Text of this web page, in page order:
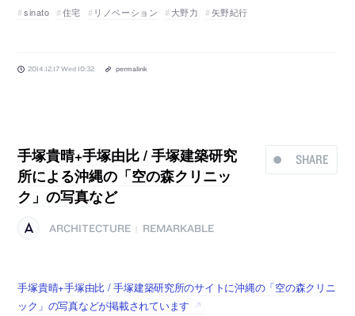
sinato 住宅 リノベーション 大野力 矢野紀行
2014.12.17 Wed 10:32 permalink
SHARE
手塚貴晴+手塚由比 / 手塚建築研究
所による沖縄の「空の森クリニッ
ク」の写真など
ARCHITECTURE REMARKABLE
手塚貴晴+手塚由比 / 手塚建築研究所のサイトに沖縄の「空の森クリニ
ック」の写真などが掲載されています